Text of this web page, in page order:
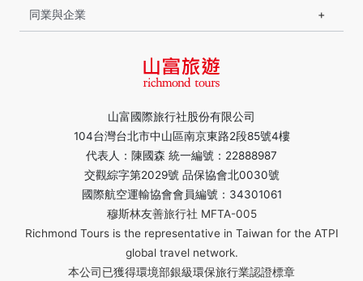
山富國際旅行社股份有限公司
104台灣台北市中山區南京東路2段85號4樓
代表人：陳國森 統一編號：22888987
交觀綜字第2029號 品保協會北0030號
國際航空運輸協會會員編號：34301061
穆斯林友善旅行社 MFTA-005
Richmond Tours is the representative in Taiwan for the ATPI
global travel network.
本公司已獲得環境部銀級環保旅行業認證標章
同業與企業